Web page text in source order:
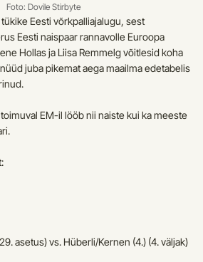
Foto: Dovile Stirbyte
Eesti võrkpalliajalugu, sest
Eesti naispaar rannavolle Euroopa
Hollas ja Liisa Remmelg võitlesid koha
juba pikemat aega maailma edetabelis
EM-il lööb nii naiste kui ka meeste
asetus) vs. Hüberli/Kernen (4.) (4. väljak)